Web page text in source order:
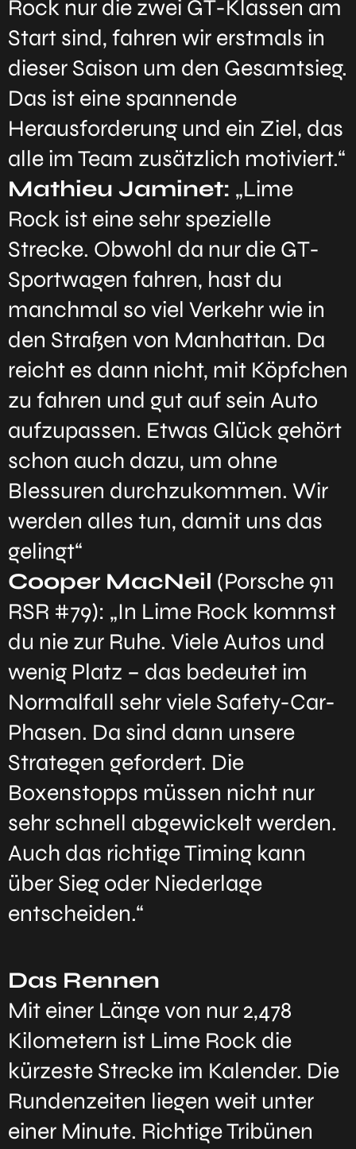
Rock nur die zwei GT-Klassen am
Start sind, fahren wir erstmals in
dieser Saison um den Gesamtsieg.
Das ist eine spannende
Herausforderung und ein Ziel, das
alle im Team zusätzlich motiviert.“
Mathieu Jaminet: „Lime
Rock ist eine sehr spezielle
Strecke. Obwohl da nur die GT-
Sportwagen fahren, hast du
manchmal so viel Verkehr wie in
den Straßen von Manhattan. Da
reicht es dann nicht, mit Köpfchen
zu fahren und gut auf sein Auto
aufzupassen. Etwas Glück gehört
schon auch dazu, um ohne
Blessuren durchzukommen. Wir
werden alles tun, damit uns das
gelingt“
Cooper MacNeil (Porsche 911
RSR #79): „In Lime Rock kommst
du nie zur Ruhe. Viele Autos und
wenig Platz – das bedeutet im
Normalfall sehr viele Safety-Car-
Phasen. Da sind dann unsere
Strategen gefordert. Die
Boxenstopps müssen nicht nur
sehr schnell abgewickelt werden.
Auch das richtige Timing kann
über Sieg oder Niederlage
entscheiden.“
Das Rennen
Mit einer Länge von nur 2,478
Kilometern ist Lime Rock die
kürzeste Strecke im Kalender. Die
Rundenzeiten liegen weit unter
einer Minute. Richtige Tribünen